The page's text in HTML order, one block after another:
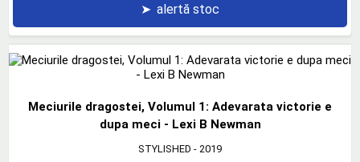
➤ alertă stoc
Meciurile dragostei, Volumul 1: Adevarata victorie e
dupa meci - Lexi B Newman
STYLISHED - 2019